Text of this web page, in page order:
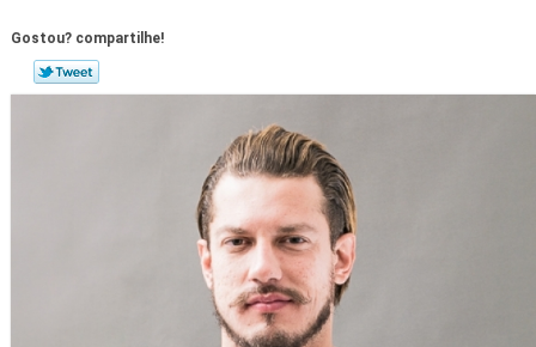
Gostou? compartilhe!